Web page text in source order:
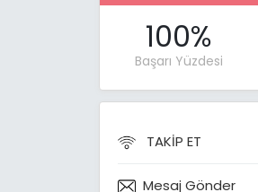
100%
Başarı Yüzdesi
TAKİP ET
Mesaj Gönder